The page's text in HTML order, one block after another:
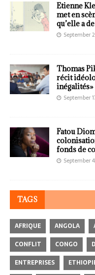
Etienne
met en
qu’elle a
September
Thomas
récit
inégalités»
September
Fatou
fonds de
September
TAGS
AFRIQUE ANGOLA
CONFLIT
CONGO
ENTREPRISES